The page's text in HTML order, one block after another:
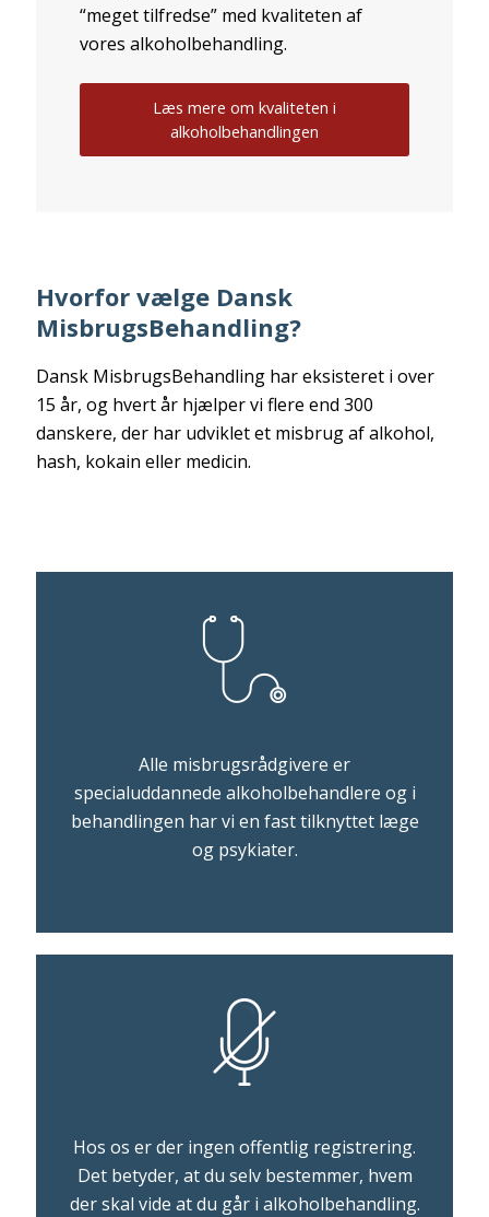
“meget tilfredse” med kvaliteten af
vores alkoholbehandling.
Læs mere om kvaliteten i
alkoholbehandlingen
Hvorfor vælge Dansk
MisbrugsBehandling?
Dansk MisbrugsBehandling har eksisteret i over
15 år, og hvert år hjælper vi flere end 300
danskere, der har udviklet et misbrug af alkohol,
hash, kokain eller medicin.
Alle misbrugsrådgivere er
specialuddannede alkoholbehandlere og i
behandlingen har vi en fast tilknyttet læge
og psykiater.
Hos os er der ingen offentlig registrering.
Det betyder, at du selv bestemmer, hvem
der skal vide at du går i alkoholbehandling.